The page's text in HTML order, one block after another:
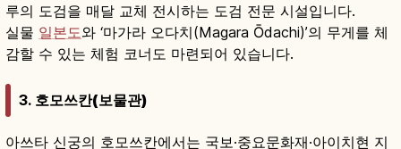
루의 도검을 매달 교체 전시하는 도검 전문 시설입니다.
실물 일본도와 ‘마가라 오다치(Magara Ōdachi)’의 무게를 체
감할 수 있는 체험 코너도 마련되어 있습니다.
3. 호모쓰칸(보물관)
아쓰타 신궁의 호모쓰칸에서는 국보·중요문화재·아이치현 지